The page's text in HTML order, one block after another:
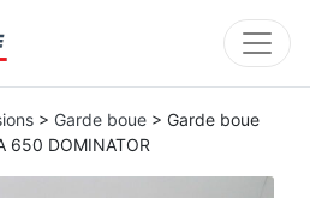
> Garde boue > Garde boue
650 DOMINATOR